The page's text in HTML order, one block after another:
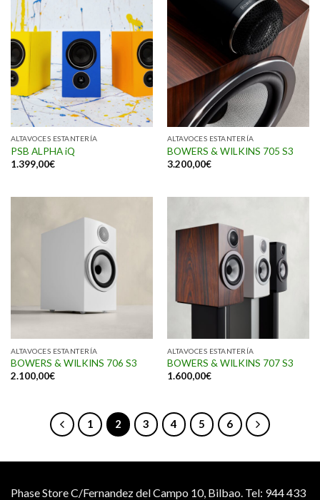
ALTAVOCES ESTANTERÍA
PSB ALPHA iQ
1.399,00€
ALTAVOCES ESTANTERÍA
BOWERS & WILKINS 705 S3
3.200,00€
ALTAVOCES ESTANTERÍA
BOWERS & WILKINS 706 S3
2.100,00€
ALTAVOCES ESTANTERÍA
BOWERS & WILKINS 707 S3
1.600,00€
1 2 3 4 5 6
Phase Store C/Fernandez del Campo 10, Bilbao. Tel: 944 433